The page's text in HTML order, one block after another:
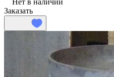
Заказать